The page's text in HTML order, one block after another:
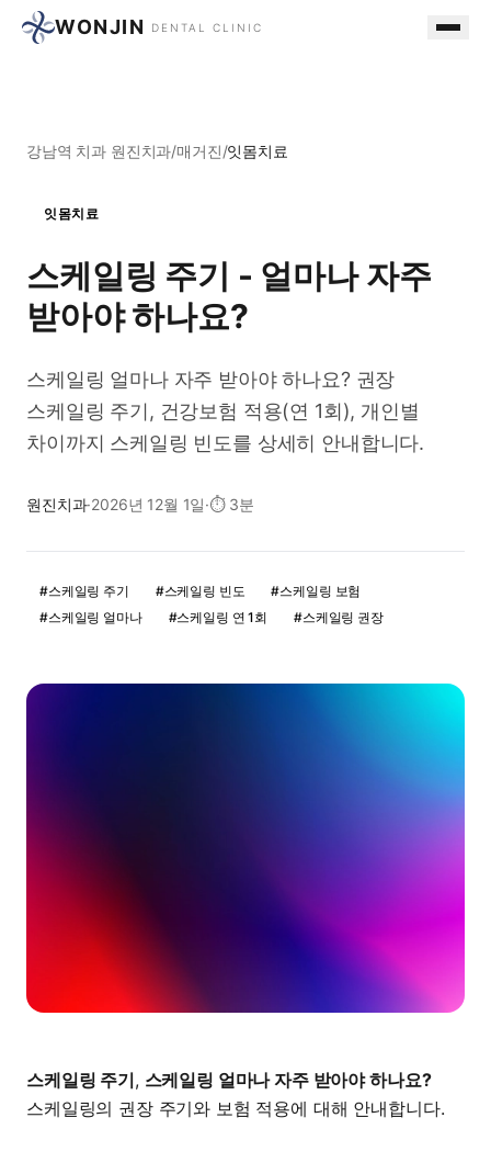
WONJIN DENTAL CLINIC
강남역 치과 원진치과/매거진/잇몸치료
잇몸치료
스케일링 주기 - 얼마나 자주
받아야 하나요?
스케일링 얼마나 자주 받아야 하나요? 권장
스케일링 주기, 건강보험 적용(연 1회), 개인별
차이까지 스케일링 빈도를 상세히 안내합니다.
원진치과·2026년 12월 1일·⏱ 3분
#스케일링 주기 #스케일링 빈도 #스케일링 보험
#스케일링 얼마나 #스케일링 연 1회 #스케일링 권장
스케일링 주기, 스케일링 얼마나 자주 받아야 하나요?
스케일링의 권장 주기와 보험 적용에 대해 안내합니다.